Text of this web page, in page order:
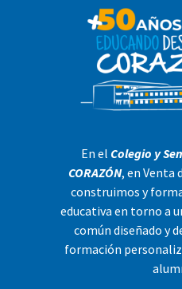
En el Colegio y
CORAZÓN, en Venta
construimos y
educativa en torno a
común diseñado y
formación